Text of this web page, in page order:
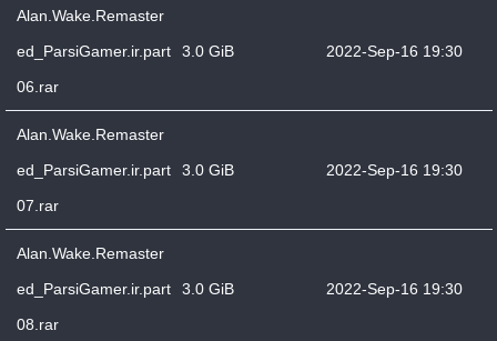
Alan.Wake.Remaster
ed_ParsiGamer.ir.part
06.rar
3.0 GiB 2022-Sep-16 19:30
Alan.Wake.Remaster
ed_ParsiGamer.ir.part
07.rar
3.0 GiB 2022-Sep-16 19:30
Alan.Wake.Remaster
ed_ParsiGamer.ir.part
08.rar
3.0 GiB 2022-Sep-16 19:30